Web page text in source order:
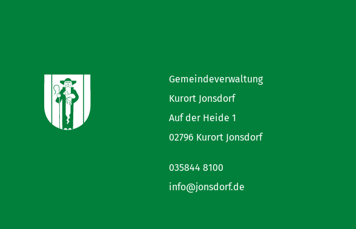
Gemeindeverwaltung
Kurort Jonsdorf
Auf der Heide 1
02796 Kurort Jonsdorf
035844 8100
info@jonsdorf.de